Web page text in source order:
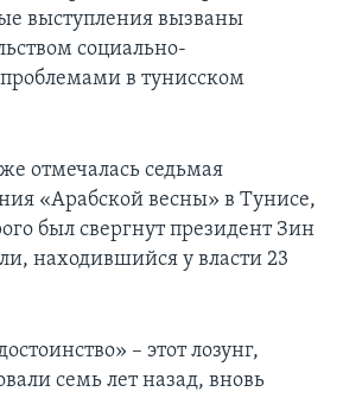
выступления вызваны
социально-
в тунисском
отмечалась седьмая
«Арабской весны» в Тунисе,
был свергнут президент Зин
находившийся у власти 23
– этот лозунг,
семь лет назад, вновь